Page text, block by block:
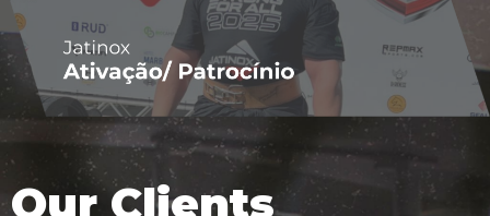
Our Clients